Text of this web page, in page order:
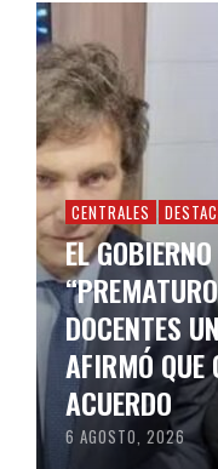
CENTRALES
EL
DOCENTES
AFIRMÓ QUE
ACUERDO
6 AGOSTO, 2026